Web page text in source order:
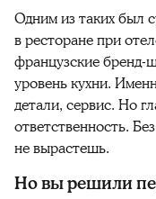
Одним из таких был
в ресторане при
французские
уровень кухни.
детали, сервис. Но
ответственность.
не вырастешь.
Но вы решили